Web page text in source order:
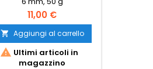
11,00 €
 Aggiungi al carrello
 Ultimi articoli in
magazzino